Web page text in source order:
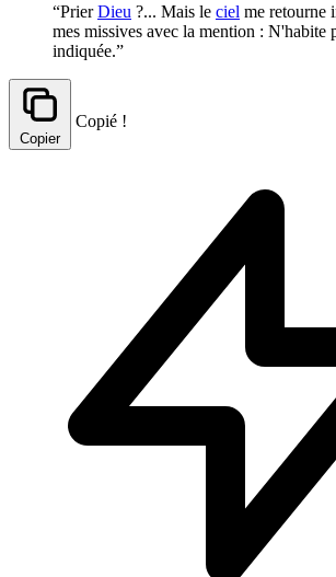
“PrierDieu ?... Mais le ciel me retourne
mes missives avec la mention : N'habite
indiquée.”
Copier
Copié !